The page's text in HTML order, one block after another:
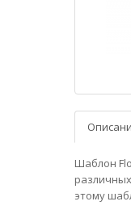
Шаблон
этому